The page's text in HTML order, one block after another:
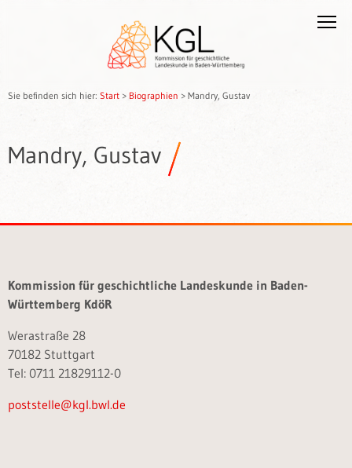
Sie befinden sich hier: Start > Biographien > Mandry, Gustav
Mandry, Gustav
Kommission für geschichtliche Landeskunde in Baden-
Württemberg KdöR
Werastraße 28
70182 Stuttgart
Tel: 0711 21829112-0
poststelle@kgl.bwl.de